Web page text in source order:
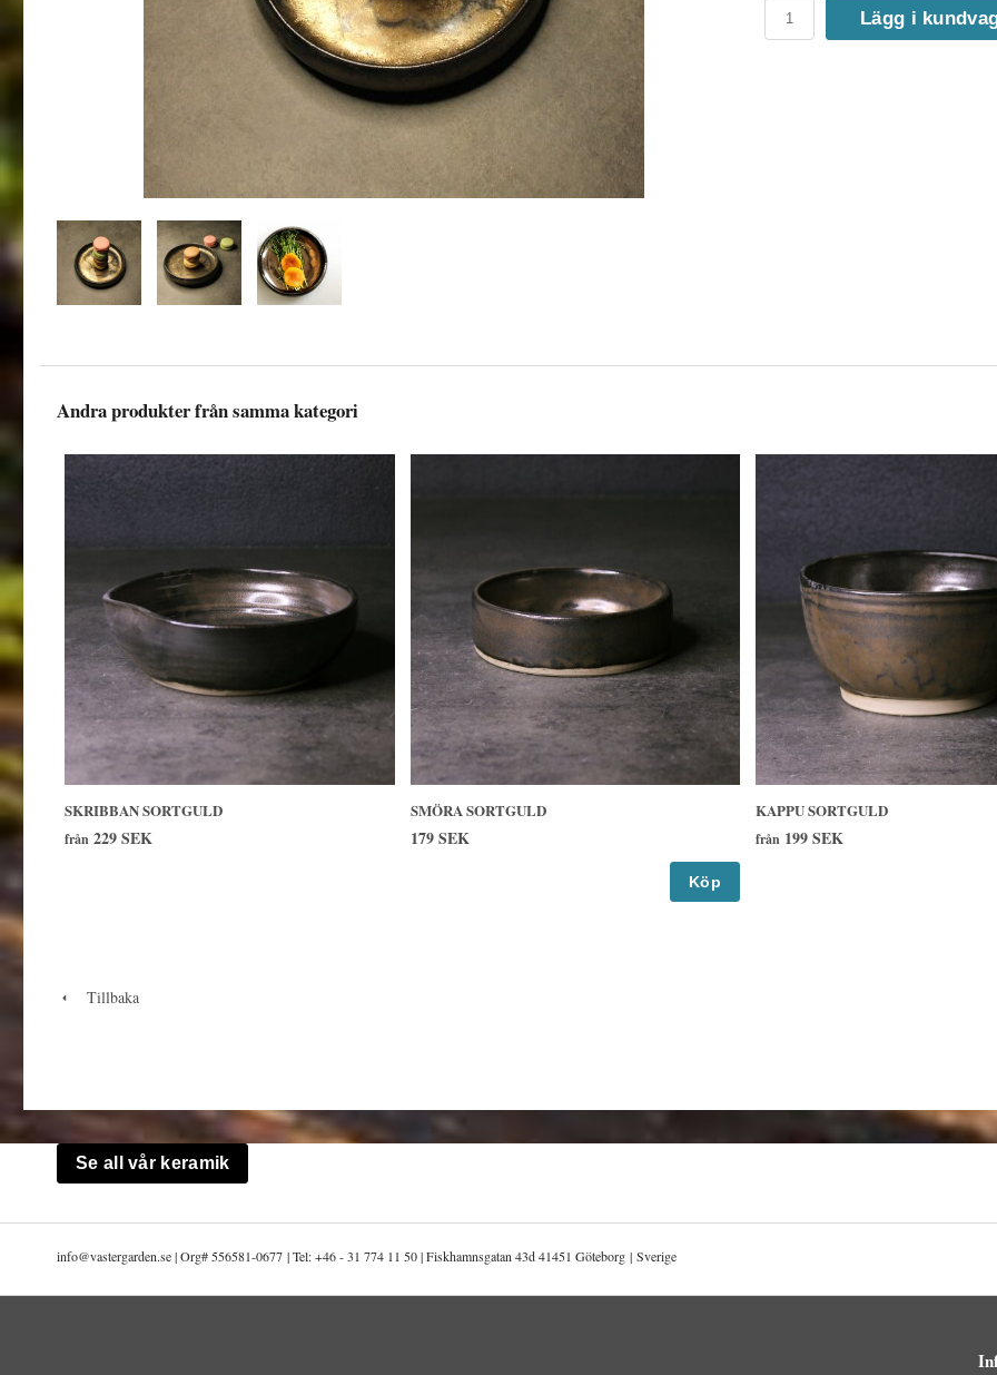
Lägg i
Andra produkter från samma kategori
SKRIBBAN SORTGULD
från 229 SEK
SMÖRA SORTGULD
179 SEK
Köp
KAPPU SORTGULD
från 199 SEK
Tillbaka
Se all vår keramik
info@vastergarden.se | Org# 556581-0677 | Tel: +46 - 31 774 11 50 | Fiskhamnsgatan 43d 41451 Göteborg | Sverige